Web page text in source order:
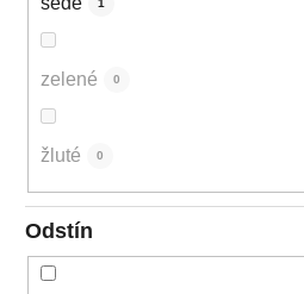
1
zelené 0
žluté 0
Odstín